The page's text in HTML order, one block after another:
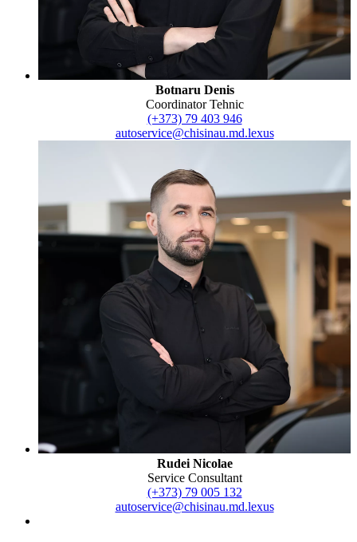
Botnaru Denis
Coordinator Tehnic
(+373) 79 403 946
autoservice@chisinau.md.lexus
Rudei Nicolae
Service Consultant
(+373) 79 005 132
autoservice@chisinau.md.lexus